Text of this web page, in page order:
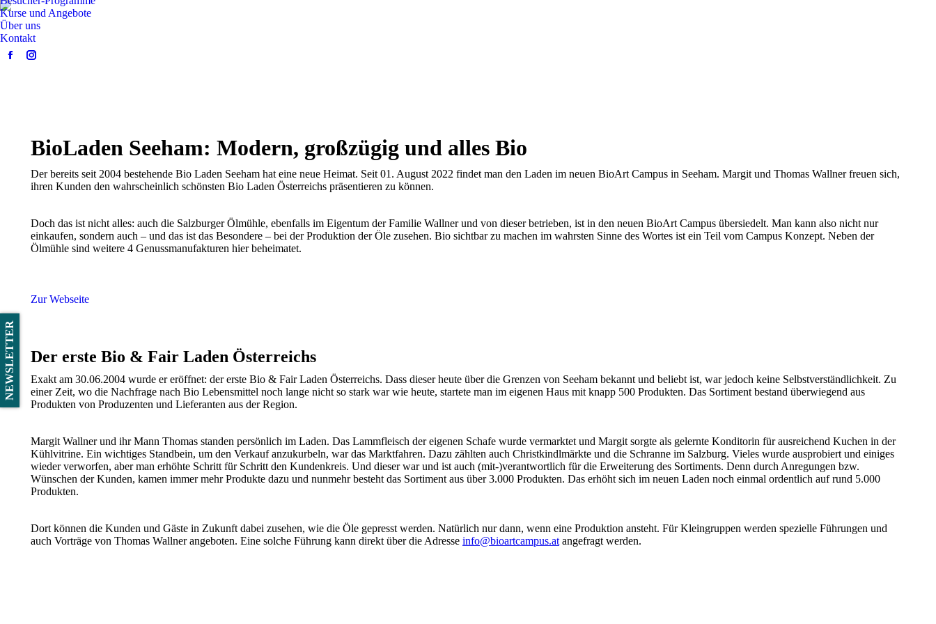
Kurse und Angebote
Über uns
Kontakt
Facebook
window
Instagram
window
BioLaden Seeham: Modern, großzügig und alles Bio
Der bereits seit 2004 bestehende Bio Laden Seeham hat eine neue Heimat. Seit 01. August 2022 findet man den Laden im neuen BioArt Campus in Seeham. Margit und Thomas Wallner freuen sich,
ihren Kunden den wahrscheinlich schönsten Bio Laden Österreichs präsentieren zu können.
Doch das ist nicht alles: auch die Salzburger Ölmühle, ebenfalls im Eigentum der Familie Wallner und von dieser betrieben, ist in den neuen BioArt Campus übersiedelt. Man kann also nicht nur
einkaufen, sondern auch – und das ist das Besondere – bei der Produktion der Öle zusehen. Bio sichtbar zu machen im wahrsten Sinne des Wortes ist ein Teil vom Campus Konzept. Neben der
Ölmühle sind weitere 4 Genussmanufakturen hier beheimatet.
Zur Webseite
Der erste Bio & Fair Laden Österreichs
Exakt am 30.06.2004 wurde er eröffnet: der erste Bio & Fair Laden Österreichs. Dass dieser heute über die Grenzen von Seeham bekannt und beliebt ist, war jedoch keine Selbstverständlichkeit. Zu
einer Zeit, wo die Nachfrage nach Bio Lebensmittel noch lange nicht so stark war wie heute, startete man im eigenen Haus mit knapp 500 Produkten. Das Sortiment bestand überwiegend aus
Produkten von Produzenten und Lieferanten aus der Region.
Margit Wallner und ihr Mann Thomas standen persönlich im Laden. Das Lammfleisch der eigenen Schafe wurde vermarktet und Margit sorgte als gelernte Konditorin für ausreichend Kuchen in der
Kühlvitrine. Ein wichtiges Standbein, um den Verkauf anzukurbeln, war das Marktfahren. Dazu zählten auch Christkindlmärkte und die Schranne im Salzburg. Vieles wurde ausprobiert und einiges
wieder verworfen, aber man erhöhte Schritt für Schritt den Kundenkreis. Und dieser war und ist auch (mit-)verantwortlich für die Erweiterung des Sortiments. Denn durch Anregungen bzw.
Wünschen der Kunden, kamen immer mehr Produkte dazu und nunmehr besteht das Sortiment aus über 3.000 Produkten. Das erhöht sich im neuen Laden noch einmal ordentlich auf rund 5.000
Produkten.
Dort können die Kunden und Gäste in Zukunft dabei zusehen, wie die Öle gepresst werden. Natürlich nur dann, wenn eine Produktion ansteht. Für Kleingruppen werden spezielle Führungen und
auch Vorträge von Thomas Wallner angeboten. Eine solche Führung kann direkt über die Adresse info@bioartcampus.at angefragt werden.
NEWSLETTER